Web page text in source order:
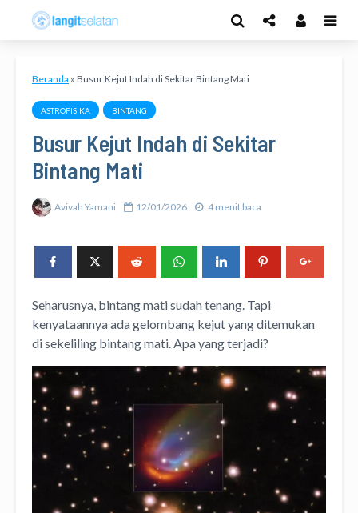
Beranda » Busur Kejut Indah di Sekitar Bintang Mati
ASTROFISIKA BINTANG
Busur Kejut Indah di Sekitar
Bintang Mati
Avivah Yamani 12/01/2026 4 menit baca
Seharusnya, bintang mati sudah tenang. Tapi
kenyataannya ada gelombang kejut yang ditemukan
di sekeliling bintang mati. Apa yang terjadi?